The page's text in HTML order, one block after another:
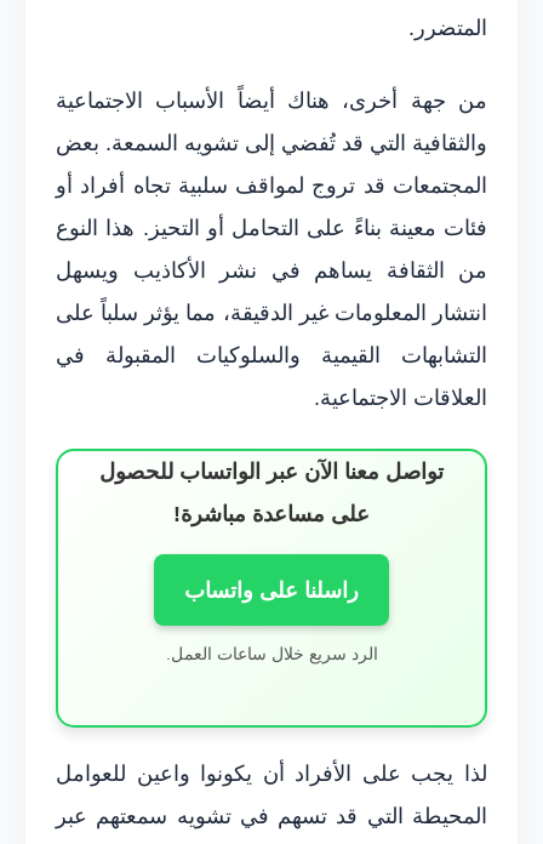
المتضرر.
من جهة أخرى، هناك أيضاً الأسباب الاجتماعية
والثقافية التي قد تُفضي إلى تشويه السمعة. بعض
المجتمعات قد تروج لمواقف سلبية تجاه أفراد أو
فئات معينة بناءً على التحامل أو التحيز. هذا النوع
من الثقافة يساهم في نشر الأكاذيب ويسهل
انتشار المعلومات غير الدقيقة، مما يؤثر سلباً على
التشابهات القيمية والسلوكيات المقبولة في
العلاقات الاجتماعية.
تواصل معنا الآن عبر الواتساب للحصول
على مساعدة مباشرة!
راسلنا على واتساب
الرد سريع خلال ساعات العمل.
لذا يجب على الأفراد أن يكونوا واعين للعوامل
المحيطة التي قد تسهم في تشويه سمعتهم عبر